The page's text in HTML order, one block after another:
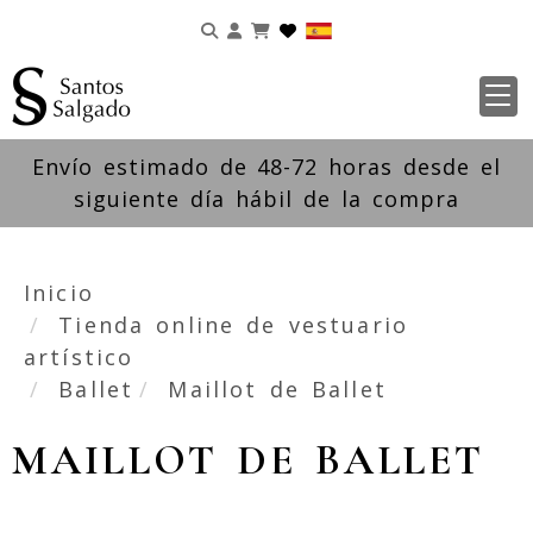
Identifícate
Envío estimado de 48-72 horas desde el
siguiente día hábil de la compra
Inicio
Tienda online de vestuario
artístico
Ballet
Maillot de Ballet
MAILLOT DE BALLET